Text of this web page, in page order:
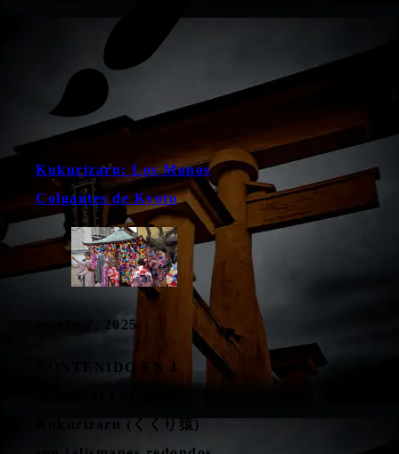
Kukurizaru: Los Monos
Colgantes de Kyoto
marzo 7, 2025
CONTENIDO EN 1
Kukurizaru (くくり猿)